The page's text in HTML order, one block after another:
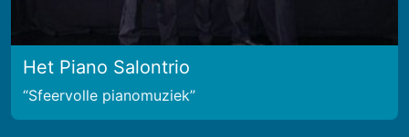
Het Piano Salontrio
Sfeervolle pianomuziek